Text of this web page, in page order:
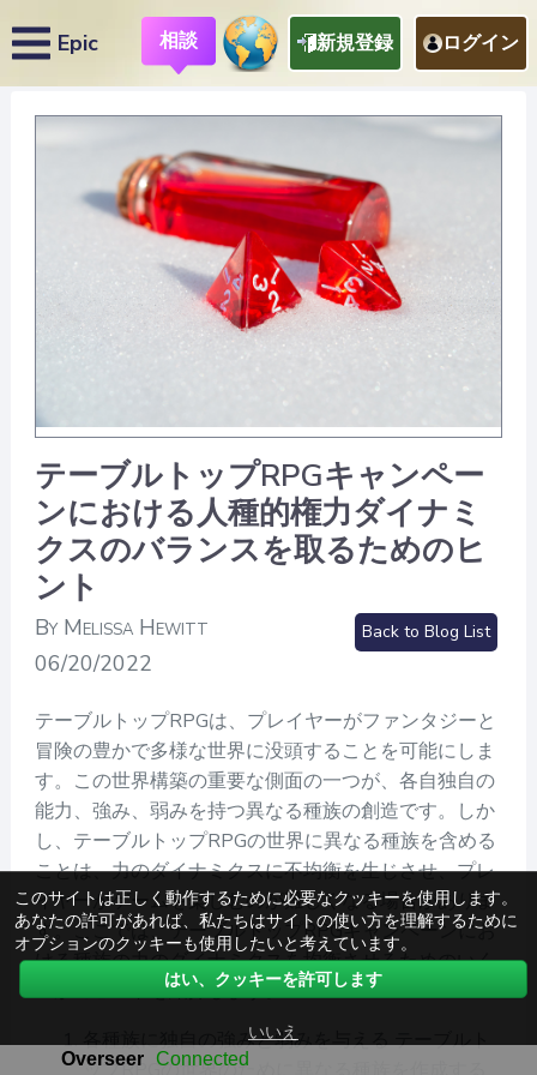
Epic 相談 新規登録 ログイン
テーブルトップRPGキャンペー
ンにおける人種的権力ダイナミ
クスのバランスを取るためのヒ
ント
By Melissa Hewitt
06/20/2022
Back to Blog List
テーブルトップRPGは、プレイヤーがファンタジーと
冒険の豊かで多様な世界に没頭することを可能にしま
す。この世界構築の重要な側面の一つが、各自独自の
能力、強み、弱みを持つ異なる種族の創造です。しか
し、テーブルトップRPGの世界に異なる種族を含める
ことは、力のダイナミクスに不均衡を生じさせ、プレ
イヤーがゲームを楽しむのが難しくなる場合がありま
す。ここでは、テーブルトップRPGキャンペーンにお
ける種族の力のダイナミクスを均衡させるためのいく
つかのヒントを紹介します。
各種族に独自の強みと弱みを与える テーブルト
このサイトは正しく動作するために必要なクッキーを使用します。
あなたの許可があれば、私たちはサイトの使い方を理解するために
オプションのクッキーも使用したいと考えています。
はい、クッキーを許可します
いいえ